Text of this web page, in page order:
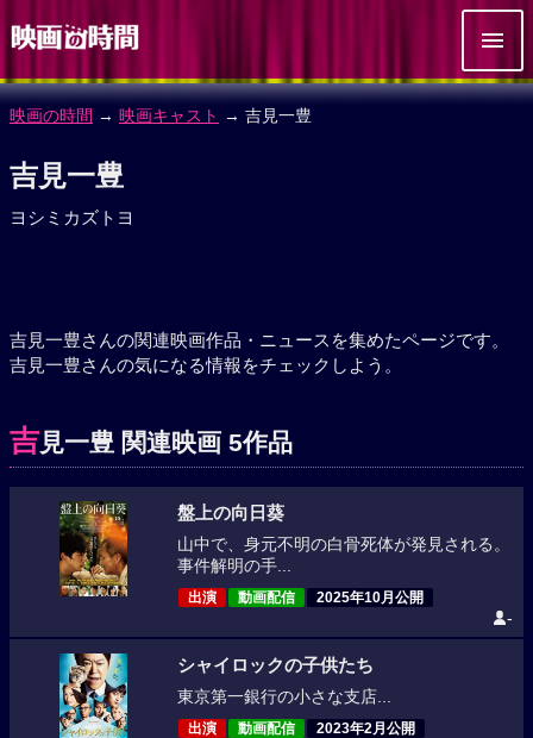
映画の時間 → 映画キャスト → 吉見一豊
吉見一豊
ヨシミカズトヨ
吉見一豊さんの関連映画作品・ニュースを集めたページです。
吉見一豊さんの気になる情報をチェックしよう。
吉見一豊 関連映画 5作品
盤上の向日葵
山中で、身元不明の白骨死体が発見される。
事件解明の手...
出演 動画配信 2025年10月公開
-
シャイロックの子供たち
東京第一銀行の小さな支店...
出演 動画配信 2023年2月公開